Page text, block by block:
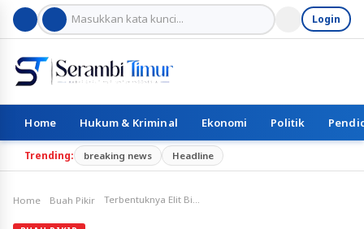
Login
Home Hukum & Kriminal Ekonomi Politik
Trending: breaking news Headline
Home Buah Pikir Terbentuknya Elit Birokrasi dan Dinasti Politik